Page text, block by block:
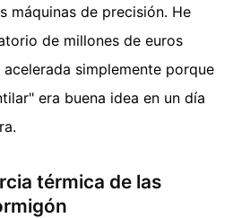
máquinas de precisión. He
de millones de euros
simplemente porque
era buena idea en un día
térmica de las